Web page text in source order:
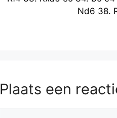
Nd6 38.
Plaats een